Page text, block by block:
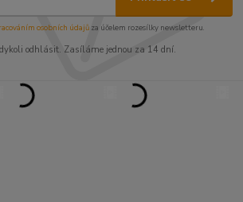
osobních údajůza účelem rozesílky newsletteru.
odhlásit. Zasíláme jednou za 14 dní.